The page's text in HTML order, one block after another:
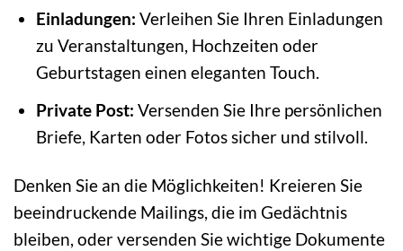
Einladungen: Verleihen Sie Ihren Einladungen
zu Veranstaltungen, Hochzeiten oder
Geburtstagen einen eleganten Touch.
Private Post: Versenden Sie Ihre persönlichen
Briefe, Karten oder Fotos sicher und stilvoll.
Denken Sie an die Möglichkeiten! Kreieren Sie
beeindruckende Mailings, die im Gedächtnis
bleiben, oder versenden Sie wichtige Dokumente